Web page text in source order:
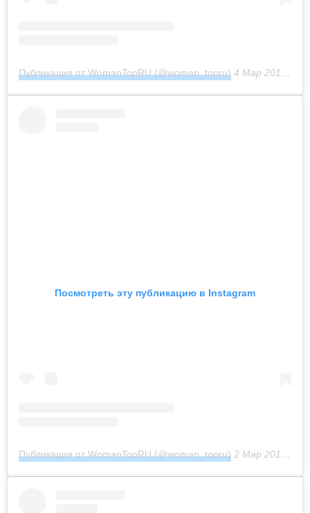
Публикация от WomanTopRU (@woman_topru) 4 Мар 2017 в 3:41 PST
Посмотреть эту публикацию в Instagram
Публикация от WomanTopRU (@woman_topru) 2 Мар 2017 в 2:33 PST